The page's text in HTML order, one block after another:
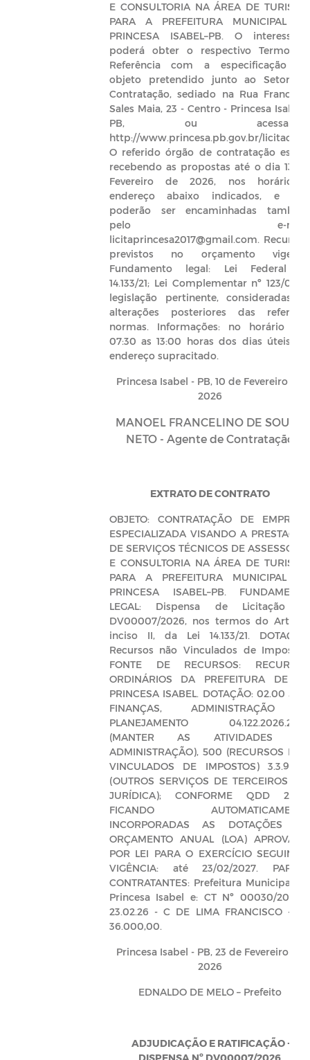
E CONSULTORIA NA ÁREA DE TURISMO
PARA A PREFEITURA MUNICIPAL DE
PRINCESA ISABEL–PB. O interessado
poderá obter o respectivo Termo de
Referência com a especificação do
objeto pretendido junto ao Setor de
Contratação, sediado na Rua Francisco
Sales Maia, 23 - Centro - Princesa Isabel -
PB, ou acessando:
http://www.princesa.pb.gov.br/licitacoes.
O referido órgão de contratação estará
recebendo as propostas até o dia 13 de
Fevereiro de 2026, nos horário e
endereço abaixo indicados, e que
poderão ser encaminhadas também
pelo e-mail:
licitaprincesa2017@gmail.com. Recursos:
previstos no orçamento vigente.
Fundamento legal: Lei Federal nº
14.133/21; Lei Complementar nº 123/06; e
legislação pertinente, consideradas as
alterações posteriores das referidas
normas. Informações: no horário das
07:30 as 13:00 horas dos dias úteis, no
endereço supracitado.
Princesa Isabel - PB, 10 de Fevereiro de
2026
MANOEL FRANCELINO DE SOUSA
NETO - Agente de Contratação
EXTRATO DE CONTRATO
OBJETO: CONTRATAÇÃO DE EMPRESA
ESPECIALIZADA VISANDO A PRESTAÇÃO
DE SERVIÇOS TÉCNICOS DE ASSESSORIA
E CONSULTORIA NA ÁREA DE TURISMO
PARA A PREFEITURA MUNICIPAL DE
PRINCESA ISABEL–PB. FUNDAMENTO
LEGAL: Dispensa de Licitação nº
DV00007/2026, nos termos do Art. 75,
inciso II, da Lei 14.133/21. DOTAÇÃO:
Recursos não Vinculados de Impostos:
FONTE DE RECURSOS: RECURSOS
ORDINÁRIOS DA PREFEITURA DE DE
PRINCESA ISABEL. DOTAÇÃO: 02.00 SEC.
FINANÇAS, ADMINISTRAÇÃO E
PLANEJAMENTO 04.122.2026.2047
(MANTER AS ATIVIDADES DA
ADMINISTRAÇÃO), 500 (RECURSOS NÃO
VINCULADOS DE IMPOSTOS) 3.3.90.39
(OUTROS SERVIÇOS DE TERCEIROS – P.
JURÍDICA); CONFORME QDD 2026,
FICANDO AUTOMATICAMENTE
INCORPORADAS AS DOTAÇÕES DO
ORÇAMENTO ANUAL (LOA) APROVADO
POR LEI PARA O EXERCÍCIO SEGUINTE..
VIGÊNCIA: até 23/02/2027. PARTES
CONTRATANTES: Prefeitura Municipal de
Princesa Isabel e: CT Nº 00030/2026 -
23.02.26 - C DE LIMA FRANCISCO - R$
36.000,00.
Princesa Isabel - PB, 23 de Fevereiro de
2026
EDNALDO DE MELO – Prefeito
ADJUDICAÇÃO E RATIFICAÇÃO -
DISPENSA Nº DV00007/2026